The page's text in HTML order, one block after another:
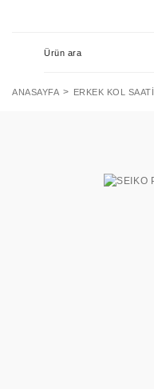
ANASAYFA ERKEK KOL SAATI